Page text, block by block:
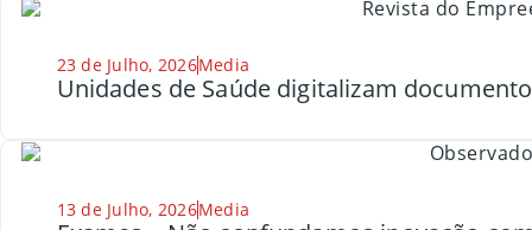
23 de Julho, 2026Media
Unidades de Saúde digitalizam
13 de Julho, 2026Media